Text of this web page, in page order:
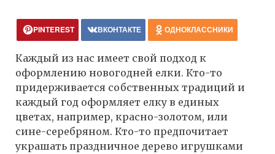
PINTEREST ВКОНТАКТЕ ОДНОКЛАССНИКИ
Каждый из нас имеет свой подход к
оформлению новогодней елки. Кто-то
придерживается собственных традиций и
каждый год оформляет елку в единых
цветах, например, красно-золотом, или
сине-серебряном. Кто-то предпочитает
украшать праздничное дерево игрушками